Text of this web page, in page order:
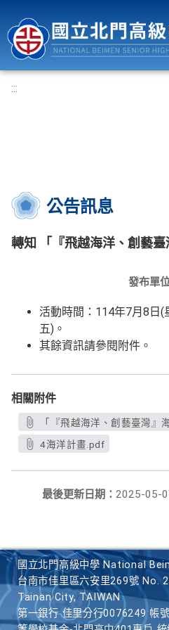
:::
公告訊息
轉知 「『飛越海洋、創藝臺
發布單
活動時間：114年7月8日(
五)。
其餘資訊請參閱附件。
相關附件
「『飛越海洋、創藝臺灣』
4海洋計畫.pdf
最後更新日期： 2025-05-
國立北門高級中學 National
台南市佳里區六安里269號 No.
Tainan City, TAIWAN
第一銀行 佳里分行0076249 帳